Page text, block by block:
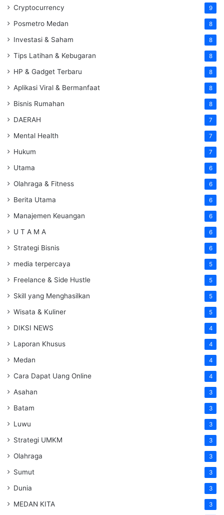
Cryptocurrency 9
Posmetro Medan 8
Investasi & Saham 8
Tips Latihan & Kebugaran 8
HP & Gadget Terbaru 8
Aplikasi Viral & Bermanfaat 8
Bisnis Rumahan 8
DAERAH 7
Mental Health 7
Hukum 7
Utama 6
Olahraga & Fitness 6
Berita Utama 6
Manajemen Keuangan 6
U T A M A 6
Strategi Bisnis 6
media terpercaya 5
Freelance & Side Hustle 5
Skill yang Menghasilkan 5
Wisata & Kuliner 5
DIKSI NEWS 4
Laporan Khusus 4
Medan 4
Cara Dapat Uang Online 4
Asahan 3
Batam 3
Luwu 3
Strategi UMKM 3
Olahraga 3
Sumut 3
Dunia 3
MEDAN KITA 3